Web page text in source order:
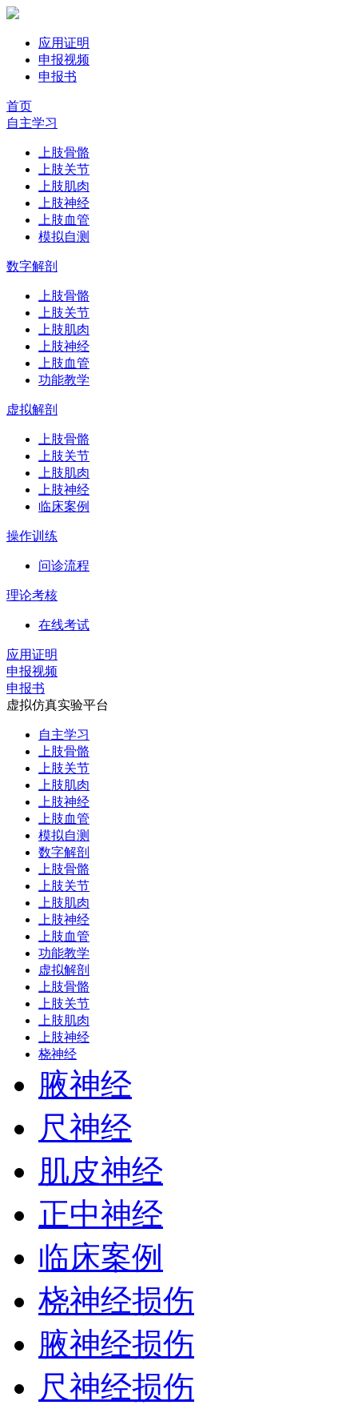
应用证明
申报视频
申报书
首页
自主学习
上肢骨骼
上肢关节
上肢肌肉
上肢神经
上肢血管
模拟自测
数字解剖
上肢骨骼
上肢关节
上肢肌肉
上肢神经
上肢血管
功能教学
虚拟解剖
上肢骨骼
上肢关节
上肢肌肉
上肢神经
临床案例
操作训练
问诊流程
理论考核
在线考试
应用证明
申报视频
申报书
虚拟仿真实验平台
自主学习
上肢骨骼
上肢关节
上肢肌肉
上肢神经
上肢血管
模拟自测
数字解剖
上肢骨骼
上肢关节
上肢肌肉
上肢神经
上肢血管
功能教学
虚拟解剖
上肢骨骼
上肢关节
上肢肌肉
上肢神经
桡神经
腋神经
尺神经
肌皮神经
正中神经
临床案例
桡神经损伤
腋神经损伤
尺神经损伤